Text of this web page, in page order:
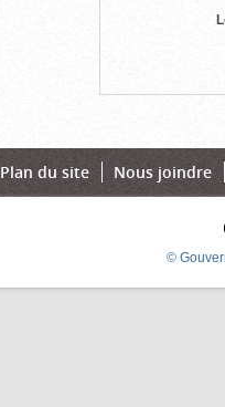
Plan du site Nous joindre
©